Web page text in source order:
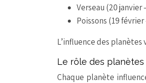
Verseau (20
Poissons (19
L’influence des
Le rôle des planètes
Chaque planète